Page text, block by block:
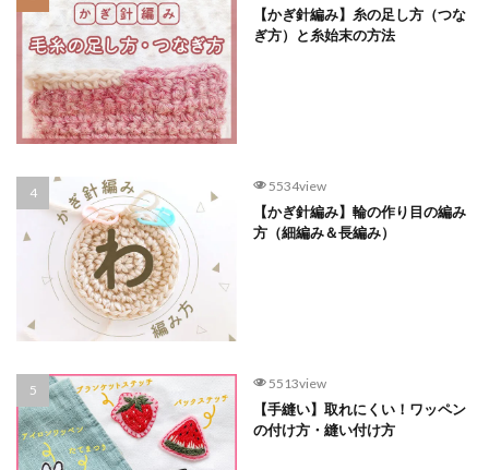
【かぎ針編み】糸の足し方（つな
ぎ方）と糸始末の方法
5534view
【かぎ針編み】輪の作り目の編み
方（細編み＆長編み）
5513view
【手縫い】取れにくい！ワッペン
の付け方・縫い付け方